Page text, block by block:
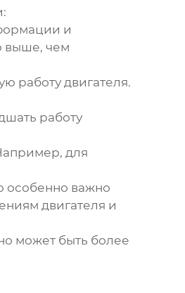
и
выше, чем
работу двигателя.
работу
для
особенно важно
двигателя и
может быть более